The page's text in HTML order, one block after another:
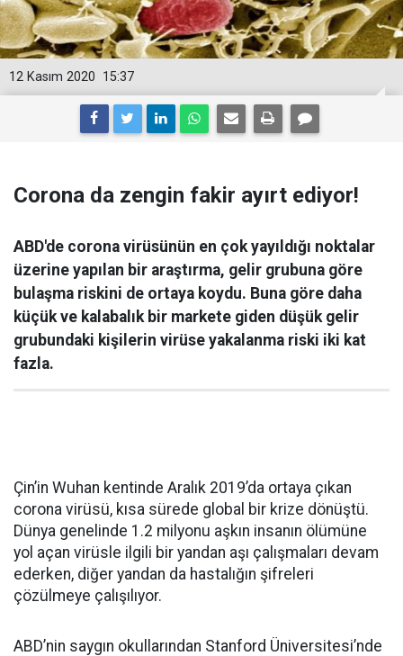
15:37
12 Kasım 2020
Corona da zengin fakir ayırt ediyor!
ABD'de corona virüsünün en çok yayıldığı noktalar
üzerine yapılan bir araştırma, gelir grubuna göre
bulaşma riskini de ortaya koydu. Buna göre daha
küçük ve kalabalık bir markete giden düşük gelir
grubundaki kişilerin virüse yakalanma riski iki kat
fazla.
Çin’in Wuhan kentinde Aralık 2019’da ortaya çıkan
corona virüsü, kısa sürede global bir krize dönüştü.
Dünya genelinde 1.2 milyonu aşkın insanın ölümüne
yol açan virüsle ilgili bir yandan aşı çalışmaları devam
ederken, diğer yandan da hastalığın şifreleri
çözülmeye çalışılıyor.
ABD’nin saygın okullarından Stanford Üniversitesi’nde